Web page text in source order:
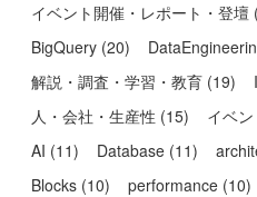
イベント開催・レポート・登壇 (
BigQuery (20)
解説・調査・学習・教育 (19)
人・会社・生産性 (15) イベン
AI (11) Database (11)
Blocks (10) performance (10)